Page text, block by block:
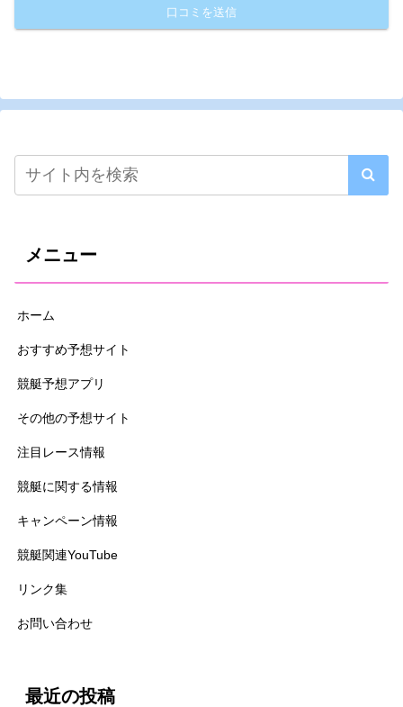
メニュー
ホーム
おすすめ予想サイト
競艇予想アプリ
その他の予想サイト
注目レース情報
競艇に関する情報
キャンペーン情報
競艇関連YouTube
リンク集
お問い合わせ
最近の投稿